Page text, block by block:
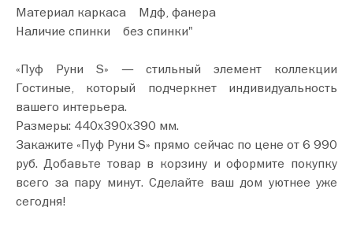
Материал каркаса Мдф, фанера
Наличие спинки без спинки"
«Пуф Руни S» — стильный элемент коллекции
Гостиные, который подчеркнет индивидуальность
вашего интерьера.
Размеры: 440х390х390 мм.
Закажите «Пуф Руни S» прямо сейчас по цене от 6 990
руб. Добавьте товар в корзину и оформите покупку
всего за пару минут. Сделайте ваш дом уютнее уже
сегодня!